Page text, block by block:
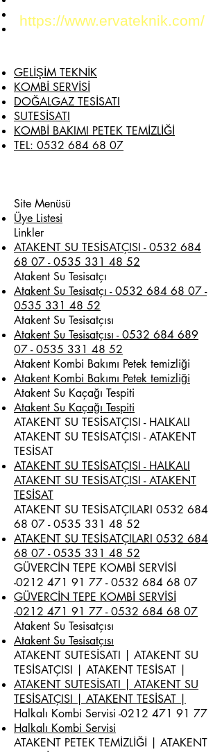
https://www.ervateknik.com/
GELİŞİM TEKNİK
KOMBİ SERVİSİ
DOĞALGAZ TESİSATI
SUTESİSATI
KOMBİ BAKIMI PETEK TEMİZLİĞİ
TEL: 0532 684 68 07
Site Menüsü
Üye Listesi
Linkler
ATAKENT SU TESİSATÇISI - 0532 684
68 07 - 0535 331 48 52
Atakent Su Tesisatçı
Atakent Su Tesisatçı - 0532 684 68 07 -
0535 331 48 52
Atakent Su Tesisatçısı
Atakent Su Tesisatçısı - 0532 684 689
07 - 0535 331 48 52
Atakent Kombi Bakımı Petek temizliği
Atakent Kombi Bakımı Petek temizliği
Atakent Su Kaçağı Tespiti
Atakent Su Kaçağı Tespiti
ATAKENT SU TESİSATÇISI - HALKALI
ATAKENT SU TESİSATÇISI - ATAKENT
TESİSAT
ATAKENT SU TESİSATÇISI - HALKALI
ATAKENT SU TESİSATÇISI - ATAKENT
TESİSAT
ATAKENT SU TESİSATÇILARI 0532 684
68 07 - 0535 331 48 52
ATAKENT SU TESİSATÇILARI 0532 684
68 07 - 0535 331 48 52
GÜVERCİN TEPE KOMBİ SERVİSİ
-0212 471 91 77 - 0532 684 68 07
GÜVERCİN TEPE KOMBİ SERVİSİ
-0212 471 91 77 - 0532 684 68 07
Atakent Su Tesisatçısı
Atakent Su Tesisatçısı
ATAKENT SUTESİSATI | ATAKENT SU
TESİSATÇISI | ATAKENT TESİSAT |
ATAKENT SUTESİSATI | ATAKENT SU
TESİSATÇISI | ATAKENT TESİSAT |
Halkalı Kombi Servisi -0212 471 91 77
Halkalı Kombi Servisi
ATAKENT PETEK TEMİZLİĞİ | ATAKENT